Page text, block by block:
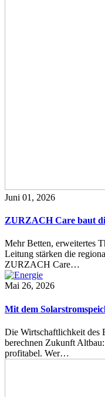
Juni 01, 2026
ZURZACH Care baut
Mehr Betten, erweitertes
Leitung stärken die
ZURZACH Care…
Mai 26, 2026
Mit dem
Die Wirtschaftlichkeit des
berechnen Zukunft
profitabel. Wer…